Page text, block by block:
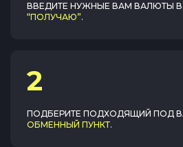
ВВЕДИТЕ НУЖНЫЕ ВАМ ВАЛЮТЫ
“ПОЛУЧАЮ”.
2
ПОДБЕРИТЕ ПОДХОДЯЩИЙ ПОД
ОБМЕННЫЙ ПУНКТ.